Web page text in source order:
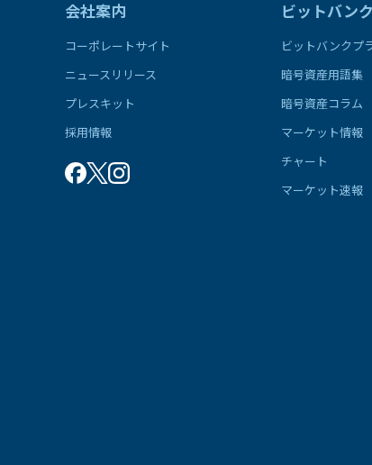
会社案内
コーポレートサイト
ニュースリリース
プレスキット
採用情報
ビットバン
ビットバンクプ
暗号資産用語集
暗号資産コラム
マーケット情報
チャート
マーケット速報